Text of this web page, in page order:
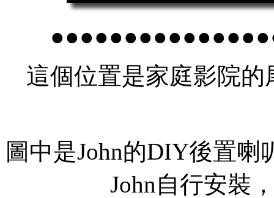
這個位置是家庭影院的
圖中是John的DIY後置
John自行安裝